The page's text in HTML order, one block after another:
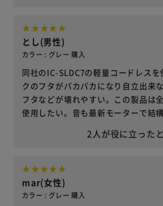
とし(男性)
カラー : グレー 購入
同社のIC-SLDC7の軽量コードレス
クのフタがパカパカになり自立出来
フタなどが壊れやすい。この製品は
使用したい。音も最新モーターで結構
2 人が役に立った
mar(女性)
カラー : グレー 購入